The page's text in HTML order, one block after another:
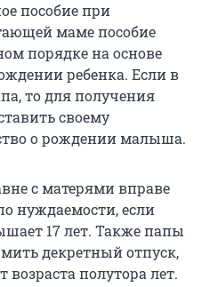
пособие при
маме пособие
порядке на основе
ребенка. Если в
то для получения
своему
о рождении малыша.
с матерями вправе
нуждаемости, если
17 лет. Также папы
декретный отпуск,
полутора лет.